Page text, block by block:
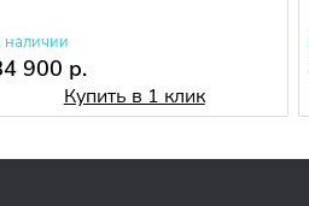
наличии
900 р.
Купить в 1 клик